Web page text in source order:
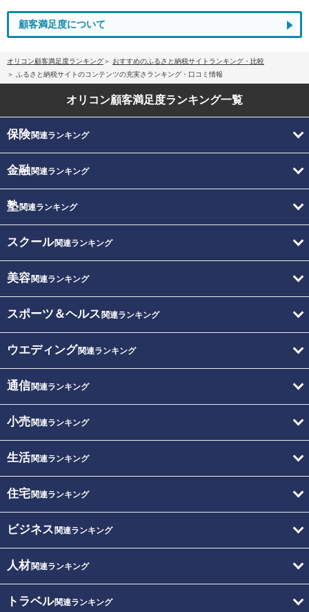
顧客満足度について
オリコン顧客満足度ランキング
おすすめのふるさと納税サイトランキング・比較
ふるさと納税サイトのコンテンツの充実さランキング・口コミ情報
オリコン顧客満足度ランキング一覧
保険関連ランキング
金融関連ランキング
塾関連ランキング
スクール関連ランキング
美容関連ランキング
スポーツ＆ヘルス 関連ランキング
ウエディング関連ランキング
通信関連ランキング
小売関連ランキング
生活関連ランキング
住宅関連ランキング
ビジネス 関連ランキング
人材関連ランキング
トラベル関連ランキング